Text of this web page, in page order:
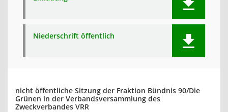
Niederschrift öffentlich
nicht öffentliche Sitzung der Fraktion Bündnis 90/Die
Grünen in der Verbandsversammlung des
Zweckverbandes VRR